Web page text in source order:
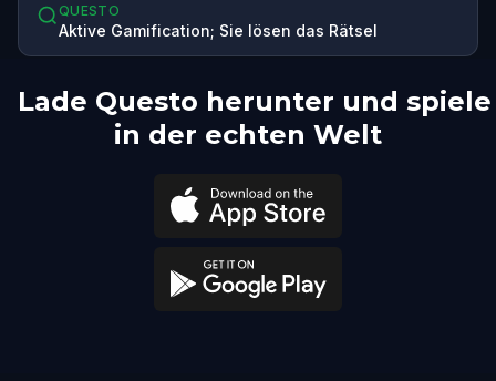
QUESTO
Aktive Gamification; Sie lösen das Rätsel
Lade Questo herunter und spiele
in der echten Welt